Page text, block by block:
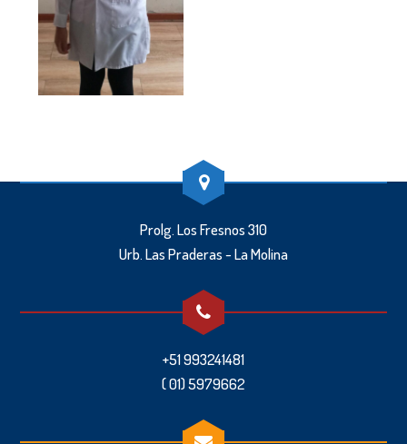
Prolg. Los Fresnos 310
Urb. Las Praderas - La Molina
+51 993241481
( 01) 5979662